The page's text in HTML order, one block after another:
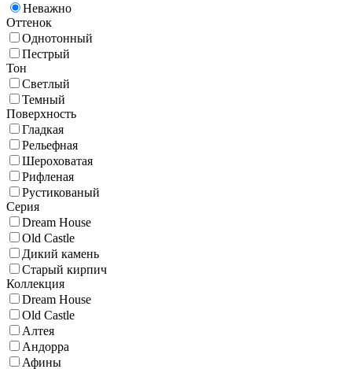
Неважно
Оттенок
Однотонный
Пестрый
Тон
Светлый
Темный
Поверхность
Гладкая
Рельефная
Шероховатая
Рифленая
Рустикованый
Серия
Dream House
Old Castle
Дикий камень
Старый кирпич
Коллекция
Dream House
Old Castle
Алтея
Андорра
Афины